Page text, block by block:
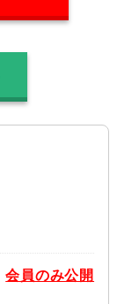
会員のみ公開